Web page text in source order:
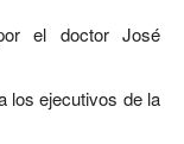
el doctor José
los ejecutivos de la